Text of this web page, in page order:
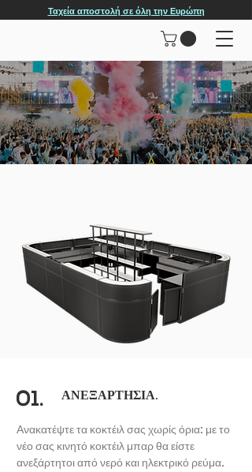
Ταχεία αποστολή σε όλη την Ευρώπη
01. ΑΝΕΞΑΡΤΗΣΙΑ.
Ανακατέψτε τα κοκτέιλ σας χωρίς όρια: με το
νέο σας κινητό κοκτέιλ μπαρ θα είστε
ανεξάρτητοι από νερό και ηλεκτρικό ρεύμα.